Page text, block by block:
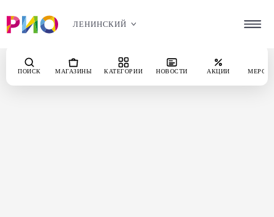
ЛЕНИНСКИЙ
ПОИСК МАГАЗИНЫ КАТЕГОРИИ НОВОСТИ АКЦИИ